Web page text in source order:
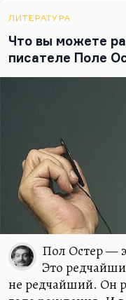
модерном? Это
забытое старое. Я
– в культуре, в
философии – это
эмансипации,
ЛИТЕРАТУРА
Что вы можете
писателе Поле
Пол Остер —
Это
не редчайший. Он